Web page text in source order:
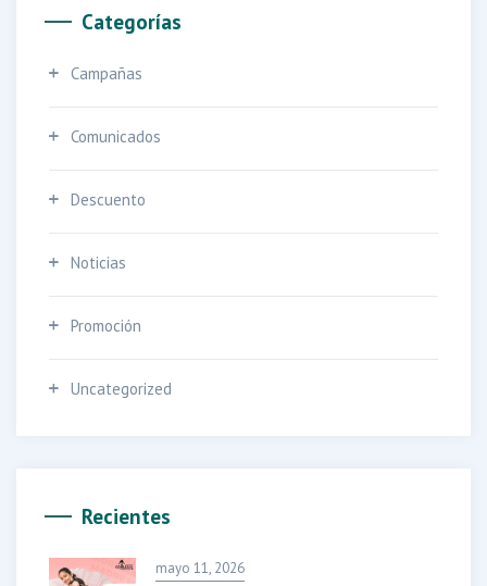
Categorías
Campañas
Comunicados
Descuento
Noticias
Promoción
Uncategorized
Recientes
mayo 11, 2026